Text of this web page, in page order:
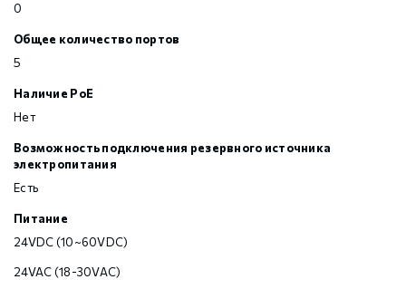
0
Общее количество портов
5
Наличие PoE
Нет
Возможность подключения резервного источника
электропитания
Есть
Питание
24VDC (10~60VDC)
24VAC (18-30VAC)